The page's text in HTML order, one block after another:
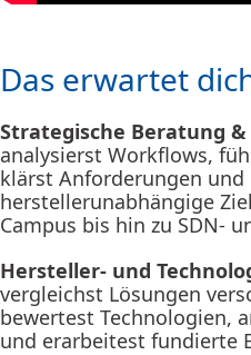
Das erwartet
Strategische Beratung
analysierst Workflows,
klärst Anforderungen
herstellerunabhängige
Campus bis hin zu SDN-
Hersteller- und
vergleichst Lösungen
bewertest Technologien,
und erarbeitest fundierte